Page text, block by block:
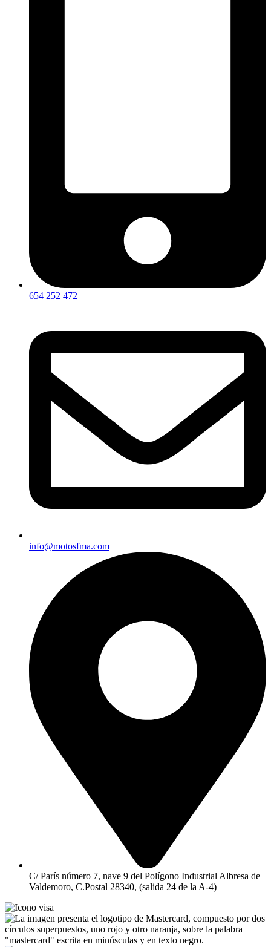
654 252 472
info@motosfma.com
C/ París número 7, nave 9 del Polígono Industrial Albresa de
Valdemoro, C.Postal 28340, (salida 24 de la A-4)